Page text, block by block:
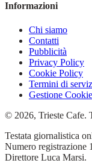
Informazioni
Chi siamo
Contatti
Pubblicità
Privacy Policy
Cookie Policy
Termini di
Gestione Cookie
© 2026, Trieste Cafe.
Testata giornalistica
Numero registrazione
Direttore Luca Marsi.